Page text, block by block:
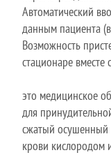
Автоматический
данным пациента
Возможность
стационаре
это медицинское
для
сжатый осушенный
крови кислородом